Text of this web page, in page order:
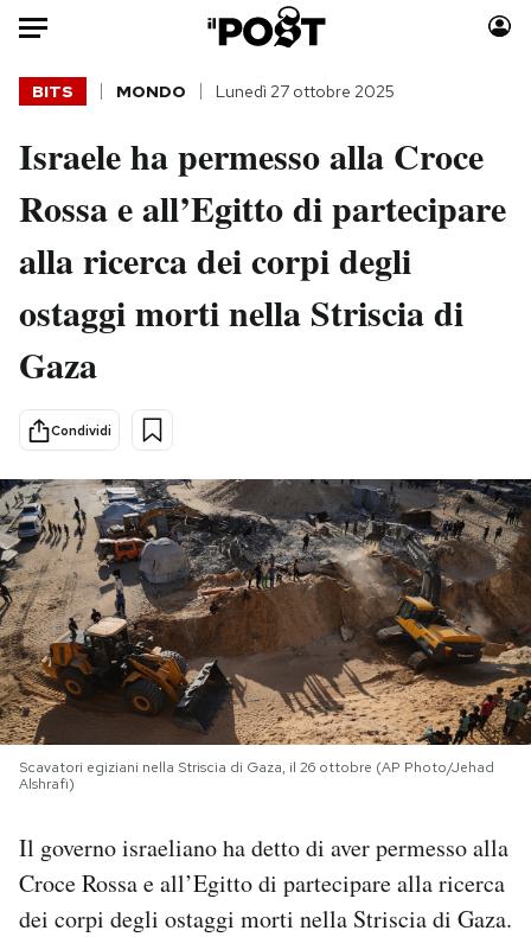
Auto
HOME
Politica
Tecnologia
Internet
Scienza
Economia
Moda
Consumismi
Storie/Idee
PODCAST
NEWSLETTER
I MIEI PREFERITI
CALENDARIO
BITS MONDO Lunedì 27 ottobre 2025
Israele ha permesso alla Croce
Rossa e all’Egitto di partecipare
alla ricerca dei corpi degli
ostaggi morti nella Striscia di
Gaza
Condividi
Scavatori egiziani nella Striscia di Gaza, il 26 ottobre (AP Photo/Jehad
Alshrafi)
Il governo israeliano ha detto di aver permesso alla
Croce Rossa e all’Egitto di partecipare alla ricerca
dei corpi degli ostaggi morti nella Striscia di Gaza.